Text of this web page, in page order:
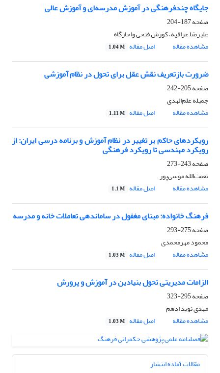
جایگاه چندفرهنگی در آموزش مدرسه‌ای و آموزش عالی
صفحه187-204
علیرضا عراقیه، کورش فتحی واجارگاه
مشاهده مقاله
اصل مقاله 1.04 M
ضرورت بازتعریف نقش عقل برای تحول در نظام آموزشی
صفحه205-242
جمیله علم‌الهدی
مشاهده مقاله
اصل مقاله 1.11 M
رویکردهای حاکم بر تغییر در نظام آموزش و برنامه درسی ایران: از
رویکرد مهندسی تا رویکرد فرهنگی
صفحه243-273
نعمت‌الله موسی‌­پور
مشاهده مقاله
اصل مقاله 1.1 M
فرهنگ خانواده: مبنای مغفول در ساماندهی تعاملات خانه و مدرسه
صفحه275-293
محمود مهرمحمدی
مشاهده مقاله
اصل مقاله 1.03 M
الزامات مدیریتی تحول بنیادین در آموزش و پرورش
صفحه295-323
مهدی نوید ادهم
مشاهده مقاله
اصل مقاله 1.03 M
مقالات آماده انتشار